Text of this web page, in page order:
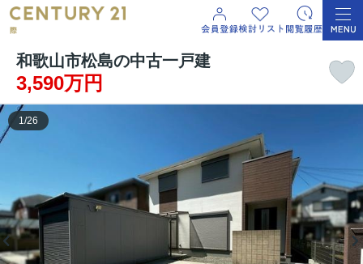
和歌山市松島の中古一戸建
3,590万円
1/26